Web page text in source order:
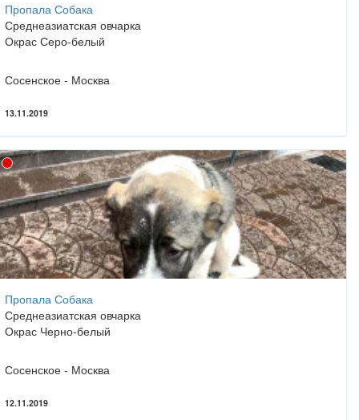
Пропала Собака
Среднеазиатская овчарка
Окрас Серо-белый
Сосенское - Москва
13.11.2019
Пропала Собака
Среднеазиатская овчарка
Окрас Черно-белый
Сосенское - Москва
12.11.2019